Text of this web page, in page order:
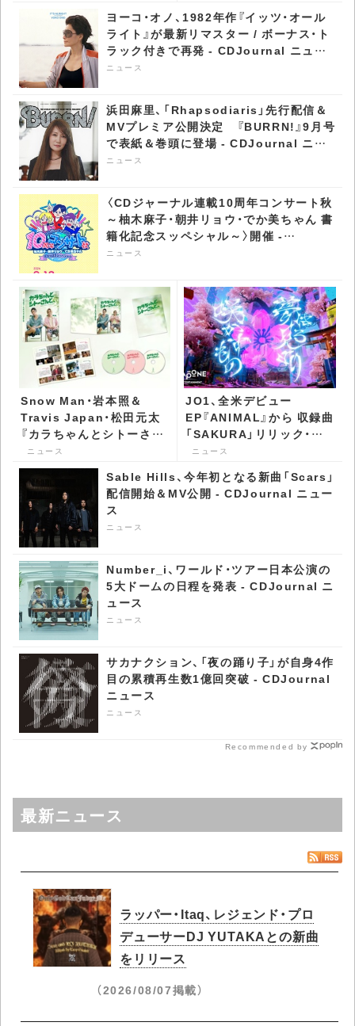
ヨーコ・オノ、1982年作『イッツ・オール
ライト』が最新リマスター / ボーナス・ト
ラック付きで再発 - CDJournal ニュー
ス
ニュース
浜田麻里、「Rhapsodiaris」先行配信＆
MVプレミア公開決定 『BURRN!』9月号
で表紙＆巻頭に登場 - CDJournal ニュ
ース
ニュース
〈CDジャーナル連載10周年コンサート秋
～柚木麻子・朝井リョウ・でか美ちゃん 書
籍化記念スッペシャル～〉開催 -
CDJournal ニュース
ニュース
Snow Man・岩本照＆
Travis Japan・松田元太
『カラちゃんとシトーさん
と、』、パッケージ詳細公開
- CDJournal ニュース
ニュース
JO1、全米デビュー
EP『ANIMAL』から 収録曲
「SAKURA」リリック・ビ
デオ公開 - CDJournal ニ
ュース
ニュース
Sable Hills、今年初となる新曲「Scars」
配信開始＆MV公開 - CDJournal ニュー
ス
ニュース
Number_i、ワールド・ツアー日本公演の
5大ドームの日程を発表 - CDJournal ニ
ュース
ニュース
サカナクション、「夜の踊り子」が自身4作
目の累積再生数1億回突破 - CDJournal
ニュース
ニュース
Recommended by
最新ニュース
ラッパー・Itaq、レジェンド・プロ
デューサーDJ YUTAKAとの新曲
をリリース
（2026/08/07掲載）